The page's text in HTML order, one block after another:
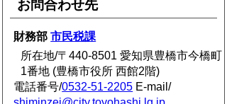
お問合わせ先
財務部市民税課
所在地/〒440-8501 愛知県豊橋市今橋町
1番地 (豊橋市役所 西館2階)
電話番号/0532-51-2205 E-mail/